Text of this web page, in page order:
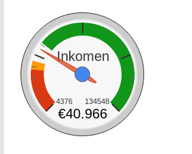
Inkomen
4376 134548
€40.966